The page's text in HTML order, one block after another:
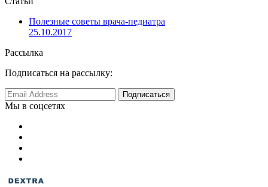
Полезные советы врача-педиатра
25.10.2017
Рассылка
Подписаться на рассылку:
Мы в соцсетях